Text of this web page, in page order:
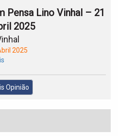
Pensa Lino Vinhal – 21
2025
2025
Opinião